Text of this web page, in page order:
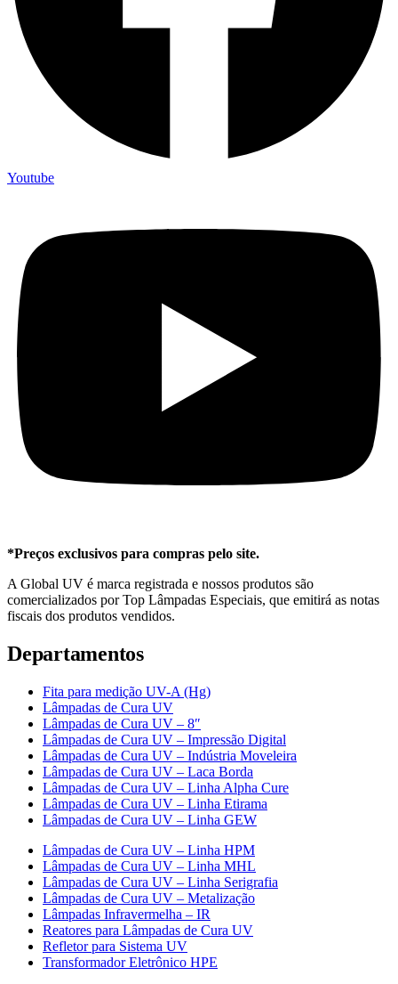
Youtube
*Preços exclusivos para compras pelo site.
A Global UV é marca registrada e nossos produtos são
comercializados por Top Lâmpadas Especiais, que emitirá as notas
fiscais dos produtos vendidos.
Departamentos
Fita para medição UV-A (Hg)
Lâmpadas de Cura UV
Lâmpadas de Cura UV – 8″
Lâmpadas de Cura UV – Impressão Digital
Lâmpadas de Cura UV – Indústria Moveleira
Lâmpadas de Cura UV – Laca Borda
Lâmpadas de Cura UV – Linha Alpha Cure
Lâmpadas de Cura UV – Linha Etirama
Lâmpadas de Cura UV – Linha GEW
Lâmpadas de Cura UV – Linha HPM
Lâmpadas de Cura UV – Linha MHL
Lâmpadas de Cura UV – Linha Serigrafia
Lâmpadas de Cura UV – Metalização
Lâmpadas Infravermelha – IR
Reatores para Lâmpadas de Cura UV
Refletor para Sistema UV
Transformador Eletrônico HPE